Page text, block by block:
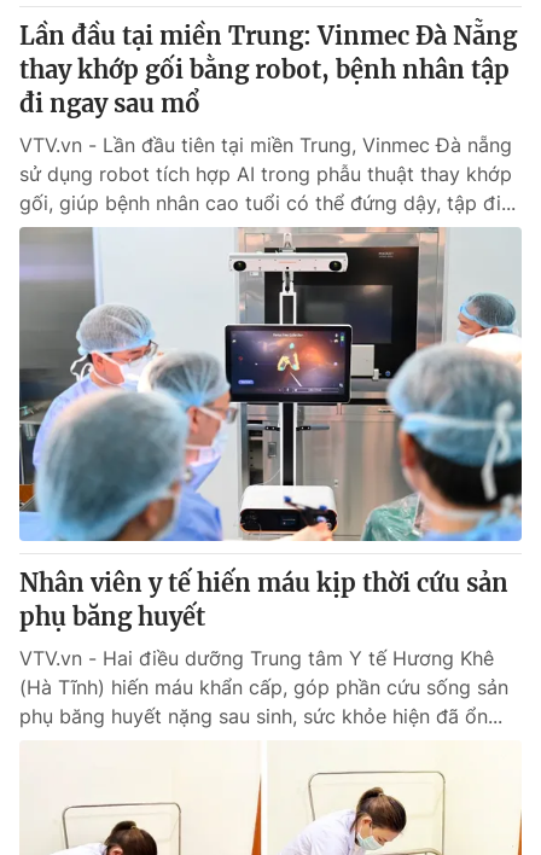
VTV9 VTV8
Liên hệ tòa soạn
THỜI BÁO VTV
Theo dõi báo trên
Cơ quan chủ quản:Đài Truyền hình Việt Nam
Cơ quan báo chí:
Thời báo VTV
Giấy phép hoạt động báo in và báo điện tử số 483/GP-BTTTT
cấp ngày 29/12/2023
Tổng Biên tập:Vũ Thanh Thủy
Phó Tổng Biên tập:Nguyễn Thị Mỹ Hạnh, Phạm Quốc Thắng,
Nguyễn Trọng Ninh
Tổng đài VTV: 024.38 355 931 - 024.38 355 932
Ðiện thoại Thời báo VTV:
024.66 897 897
Email:toasoan@vtv.vn
Liên hệ quảng cáo:024-7300.7108
Lần đầu tại miền Trung: Vinmec Đà Nẵng
thay khớp gối bằng robot, bệnh nhân tập
đi ngay sau mổ
VTV.vn - Lần đầu tiên tại miền Trung, Vinmec Đà nẵng
sử dụng robot tích hợp AI trong phẫu thuật thay khớp
gối, giúp bệnh nhân cao tuổi có thể đứng dậy, tập đi...
Nhân viên y tế hiến máu kịp thời cứu sản
phụ băng huyết
VTV.vn - Hai điều dưỡng Trung tâm Y tế Hương Khê
(Hà Tĩnh) hiến máu khẩn cấp, góp phần cứu sống sản
phụ băng huyết nặng sau sinh, sức khỏe hiện đã ổn...